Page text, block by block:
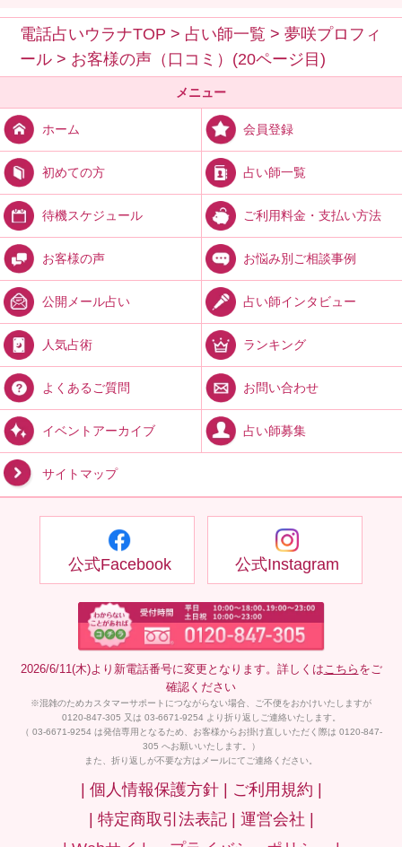
電話占いウラナTOP > 占い師一覧 >夢咲プロフィ
ール > お客様の声（口コミ）(20ページ目)
メニュー
ホーム 会員登録
初めての方 占い師一覧
待機スケジュール ご利用料金・支払い方法
お客様の声 お悩み別ご相談事例
公開メール占い 占い師インタビュー
人気占術 ランキング
よくあるご質問 お問い合わせ
イベントアーカイブ 占い師募集
サイトマップ
公式Facebook 公式Instagram
2026/6/11(木)より新電話番号に変更となります。詳しくは こちら をご
確認ください
※混雑のためカスタマーサポートにつながらない場合、ご不便をおかけいたしますが
0120-847-305 又は 03-6671-9254 より折り返しご連絡いたします。
（ 03-6671-9254 は発信専用となるため、お客様からお掛け直しいただく際は 0120-847-
305 へお願いいたします。）
また、折り返しが不要な方はメールにてご連絡ください。
| 個人情報保護方針 | ご利用規約 |
| 特定商取引法表記 | 運営会社 |